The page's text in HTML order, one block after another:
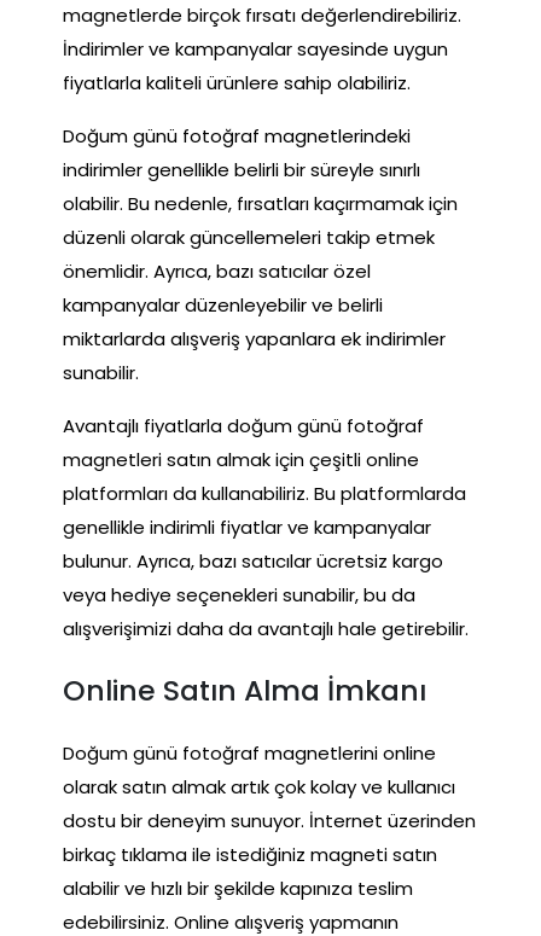
magnetlerde birçok fırsatı değerlendirebiliriz.
İndirimler ve kampanyalar sayesinde uygun
fiyatlarla kaliteli ürünlere sahip olabiliriz.
Doğum günü fotoğraf magnetlerindeki
indirimler genellikle belirli bir süreyle sınırlı
olabilir. Bu nedenle, fırsatları kaçırmamak için
düzenli olarak güncellemeleri takip etmek
önemlidir. Ayrıca, bazı satıcılar özel
kampanyalar düzenleyebilir ve belirli
miktarlarda alışveriş yapanlara ek indirimler
sunabilir.
Avantajlı fiyatlarla doğum günü fotoğraf
magnetleri satın almak için çeşitli online
platformları da kullanabiliriz. Bu platformlarda
genellikle indirimli fiyatlar ve kampanyalar
bulunur. Ayrıca, bazı satıcılar ücretsiz kargo
veya hediye seçenekleri sunabilir, bu da
alışverişimizi daha da avantajlı hale getirebilir.
Online Satın Alma İmkanı
Doğum günü fotoğraf magnetlerini online
olarak satın almak artık çok kolay ve kullanıcı
dostu bir deneyim sunuyor. İnternet üzerinden
birkaç tıklama ile istediğiniz magneti satın
alabilir ve hızlı bir şekilde kapınıza teslim
edebilirsiniz. Online alışveriş yapmanın